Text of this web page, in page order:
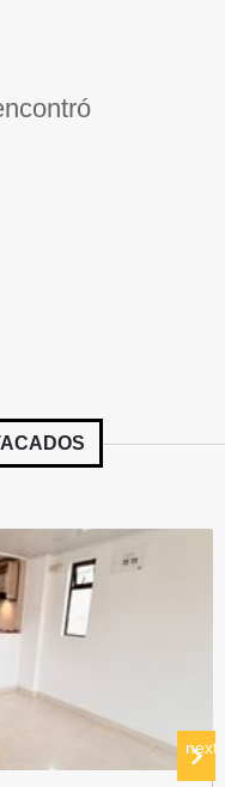
next